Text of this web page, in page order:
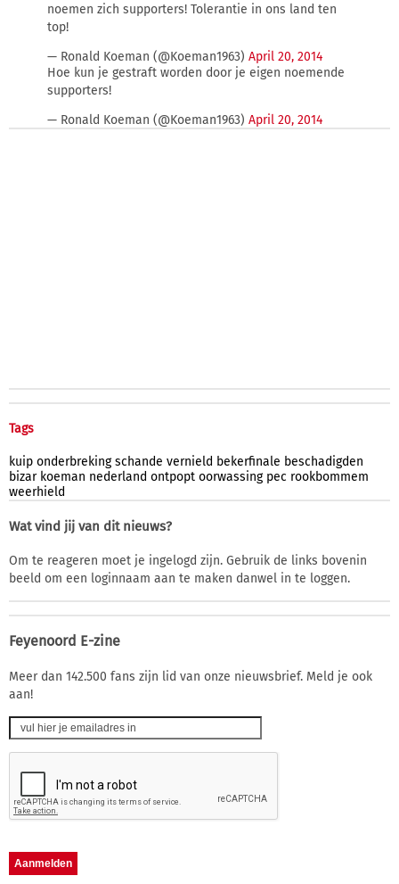
noemen zich supporters! Tolerantie in ons land ten
top!
— Ronald Koeman (@Koeman1963) April 20, 2014
Hoe kun je gestraft worden door je eigen noemende
supporters!
— Ronald Koeman (@Koeman1963) April 20, 2014
Tags
kuip onderbreking schande vernield bekerfinale beschadigden
bizar koeman nederland ontpopt oorwassing pec rookbommem
weerhield
Wat vind jij van dit nieuws?
Om te reageren moet je ingelogd zijn. Gebruik de links bovenin
beeld om een loginnaam aan te maken danwel in te loggen.
Feyenoord E-zine
Meer dan 142.500 fans zijn lid van onze nieuwsbrief. Meld je ook
aan!